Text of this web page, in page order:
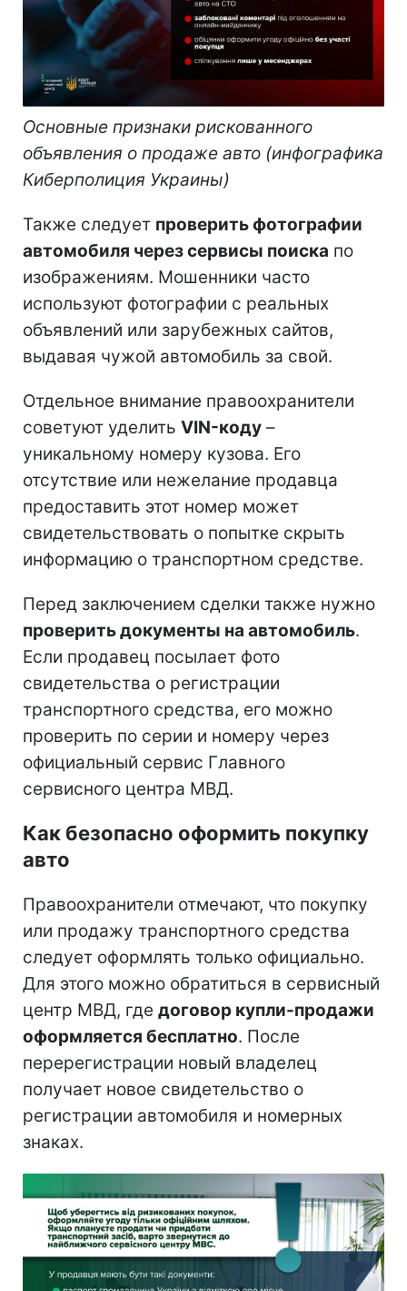
Основные признаки рискованного
объявления о продаже авто (инфографика
Киберполиция Украины)
Также следует проверить фотографии
автомобиля через сервисы поиска по
изображениям. Мошенники часто
используют фотографии с реальных
объявлений или зарубежных сайтов,
выдавая чужой автомобиль за свой.
Отдельное внимание правоохранители
советуют уделить VIN-коду –
уникальному номеру кузова. Его
отсутствие или нежелание продавца
предоставить этот номер может
свидетельствовать о попытке скрыть
информацию о транспортном средстве.
Перед заключением сделки также нужно
проверить документы на автомобиль.
Если продавец посылает фото
свидетельства о регистрации
транспортного средства, его можно
проверить по серии и номеру через
официальный сервис Главного
сервисного центра МВД.
Как безопасно оформить покупку
авто
Правоохранители отмечают, что покупку
или продажу транспортного средства
следует оформлять только официально.
Для этого можно обратиться в сервисный
центр МВД, где договор купли-продажи
оформляется бесплатно. После
перерегистрации новый владелец
получает новое свидетельство о
регистрации автомобиля и номерных
знаках.